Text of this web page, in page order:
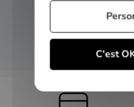
Inscrivez-vous et
C'est